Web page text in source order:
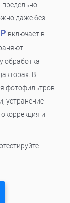
предельно
даже без
включает в
обработка
В
фотофильтров
устранение
и